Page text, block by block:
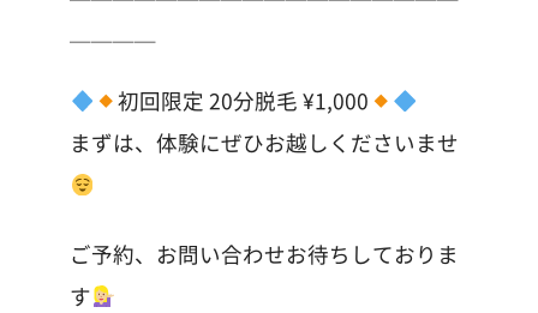
初回限定 20分脱毛 ¥1,000
まずは、体験にぜひお越しくださいませ
ご予約、お問い合わせお待ちしておりま
す